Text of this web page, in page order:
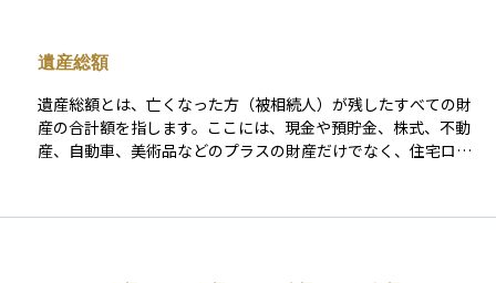
の問題にとどまらず、長期的な資産承継や相続対策の設計に深
と連携しながら最適な活用方法を検討することが求められま
す。
方自治体からの給付金、公益法人への寄付、一定額までの死亡
退職金なども非課税財産に該当します。 これらの非課税財産を
正しく理解しておくことで、相続税の負担を軽減し、円滑な資
産承継につなげることができます。ただし、非課税の条件や上
限があるため、事前に制度をしっかり確認しておくことが大切
遺産総額
遺産総額とは、亡くなった方（被相続人）が残したすべての財
産の合計額を指します。ここには、現金や預貯金、株式、不動
産、自動車、美術品などのプラスの財産だけでなく、住宅ロー
するか、また、どのような控除が適用されるかによって、最終